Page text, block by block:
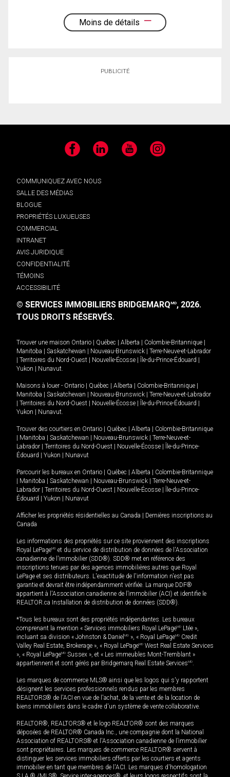
Moins de détails
PUBLICITÉ
Facebook LinkedIn YouTube Instagram
COMMUNIQUEZ AVEC NOUS
SALLE DES MÉDIAS
BLOGUE
PROPRIÉTÉS LUXUEUSES
COMMERCIAL
INTRANET
AVIS JURIDIQUE
CONFIDENTIALITÉ
TÉMOINS
ACCESSIBILITÉ
© SERVICES IMMOBILIERS BRIDGEMARQMD, 2026.
TOUS DROITS RÉSERVÉS.
Trouver une maison Ontario Québec Alberta Colombie-Britannique
Manitoba
Saskatchewan Nouveau-Brunswick
Terre-Neuve-et-Labrador
Territoires du Nord-Ouest Nouvelle-Écosse Île-du-Prince-Édouard
Yukon
Nunavut.
Maisons à louer - Ontario Québec Alberta Colombie-Britannique
Manitoba
Saskatchewan Nouveau-Brunswick
Terre-Neuve-et-Labrador
Territoires du Nord-Ouest Nouvelle-Écosse Île-du-Prince-Édouard
Yukon
Nunavut.
Trouver des courtiers en Ontario Québec Alberta
Colombie-Britannique
Manitoba Saskatchewan Nouveau-Brunswick
Terre-Neuve-et-
Labrador
Territoires du Nord-Ouest Nouvelle-Écosse
Île-du-Prince-
Édouard
Yukon Nunavut
Parcourir les bureaux en Ontario Québec Alberta
Colombie-Britannique
Manitoba Saskatchewan Nouveau-Brunswick
Terre-Neuve-et-
Labrador
Territoires du Nord-Ouest Nouvelle-Écosse
Île-du-Prince-
Édouard
Yukon Nunavut
Afficher les propriétés résidentielles au Canada
Dernières inscriptions au
Canada
Les informations des propriétés sur ce site proviennent des inscriptions
Royal LePageMD et du service de distribution de données de l'Association
canadienne de l’immobilier (SDD®). SDD® met en référence des
inscriptions tenues par des agences immobilières autres que Royal
LePage et ses distributeurs. L'exactitude de l'information n'est pas
garantie et devrait être indépendamment vérifiée. La marque DDF®
appartient à l'Association canadienne de l’immobilier (ACI) et identifie le
REALTOR.ca Installation de distribution de données (SDD®).
*Tous les bureaux sont des propriétés indépendantes. Les bureaux
comprenant la mention « Services immobiliers Royal LePageMD Ltée »,
incluant sa division « Johnston & Daniel MD », « Royal LePageMD Credit
Valley Real Estate, Brokerage », « Royal LePageMD West Real Estate Services
», « Royal LePageMD Sussex », et « Les immeubles Mont-Tremblant »
appartiennent et sont gérés par Bridgemarq Real Estate ServicesMD.
Les marques de commerce MLS® ainsi que les logos qui s'y rapportent
désignent les services professionnels rendus par les membres
REALTORS® de l'ACI en vue de l'achat, de la vente et de la location de
biens immobiliers dans le cadre d'un système de vente collaborative.
REALTOR®, REALTORS® et le logo REALTOR® sont des marques
déposées de REALTOR® Canada Inc., une compagnie dont la National
Association of REALTORS® et l'Association canadienne de l’immobilier
sont propriétaires. Les marques de commerce REALTOR® servent à
distinguer les services immobiliers offerts par les courtiers et agents
immobilier en tant que membres de l'ACI. Les marques d'homologation